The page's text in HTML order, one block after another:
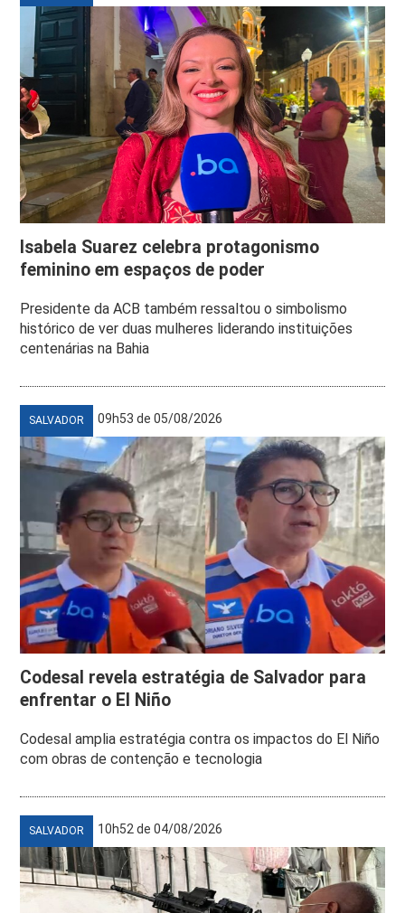
Isabela Suarez celebra protagonismo
feminino em espaços de poder
Presidente da ACB também ressaltou o simbolismo
histórico de ver duas mulheres liderando instituições
centenárias na Bahia
SALVADOR 09h53 de 05/08/2026
Codesal revela estratégia de Salvador para
enfrentar o El Niño
Codesal amplia estratégia contra os impactos do El Niño
com obras de contenção e tecnologia
SALVADOR 10h52 de 04/08/2026